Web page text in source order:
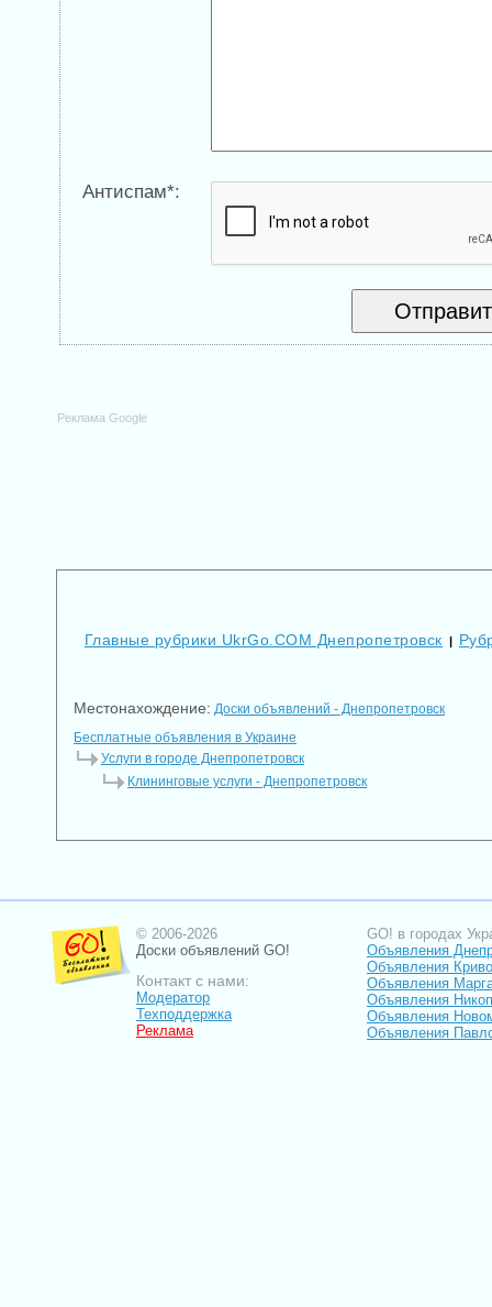
Антиспам*:
Реклама Google
Главные рубрики UkrGo.COM Днепропетровск
Местонахождение: Доски объявлений - Днепропетровск
Бесплатные объявления в Украине
Услуги в городе Днепропетровск
Клининговые услуги - Днепропетровск
© 2006-2026
Доски объявлений GO!
Контакт с нами:
Модератор
Техподдержка
Реклама
GO! в городах
Объявления
Объявления
Объявления
Объявления
Объявления
Объявления